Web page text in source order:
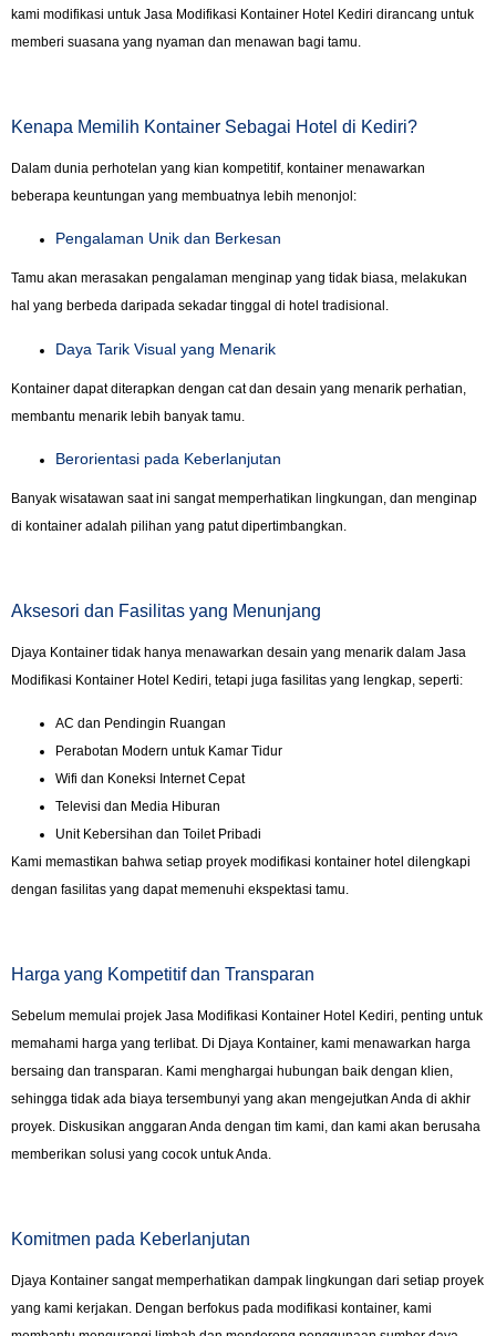
kami modifikasi untuk Jasa Modifikasi Kontainer Hotel Kediri dirancang untuk
memberi suasana yang nyaman dan menawan bagi tamu.
Kenapa Memilih Kontainer Sebagai Hotel di Kediri?
Dalam dunia perhotelan yang kian kompetitif, kontainer menawarkan
beberapa keuntungan yang membuatnya lebih menonjol:
Pengalaman Unik dan Berkesan
Tamu akan merasakan pengalaman menginap yang tidak biasa, melakukan
hal yang berbeda daripada sekadar tinggal di hotel tradisional.
Daya Tarik Visual yang Menarik
Kontainer dapat diterapkan dengan cat dan desain yang menarik perhatian,
membantu menarik lebih banyak tamu.
Berorientasi pada Keberlanjutan
Banyak wisatawan saat ini sangat memperhatikan lingkungan, dan menginap
di kontainer adalah pilihan yang patut dipertimbangkan.
Aksesori dan Fasilitas yang Menunjang
Djaya Kontainer tidak hanya menawarkan desain yang menarik dalam Jasa
Modifikasi Kontainer Hotel Kediri, tetapi juga fasilitas yang lengkap, seperti:
AC dan Pendingin Ruangan
Perabotan Modern untuk Kamar Tidur
Wifi dan Koneksi Internet Cepat
Televisi dan Media Hiburan
Unit Kebersihan dan Toilet Pribadi
Kami memastikan bahwa setiap proyek modifikasi kontainer hotel dilengkapi
dengan fasilitas yang dapat memenuhi ekspektasi tamu.
Harga yang Kompetitif dan Transparan
Sebelum memulai projek Jasa Modifikasi Kontainer Hotel Kediri, penting untuk
memahami harga yang terlibat. Di Djaya Kontainer, kami menawarkan harga
bersaing dan transparan. Kami menghargai hubungan baik dengan klien,
sehingga tidak ada biaya tersembunyi yang akan mengejutkan Anda di akhir
proyek. Diskusikan anggaran Anda dengan tim kami, dan kami akan berusaha
memberikan solusi yang cocok untuk Anda.
Komitmen pada Keberlanjutan
Djaya Kontainer sangat memperhatikan dampak lingkungan dari setiap proyek
yang kami kerjakan. Dengan berfokus pada modifikasi kontainer, kami